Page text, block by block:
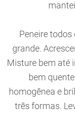
Peneire
grande.
Misture bem até
bem
homogênea e
três formas.